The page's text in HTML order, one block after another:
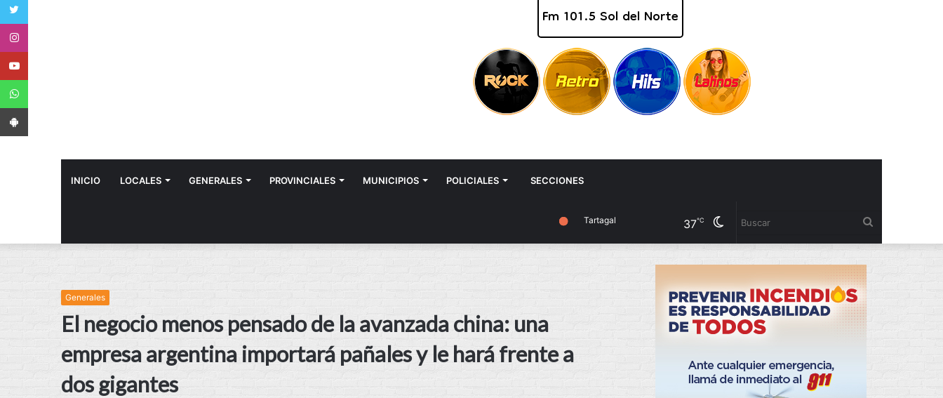
INICIO LOCALES GENERALES PROVINCIALES MUNICIPIOS POLICIALES SECCIONES
Cambiar
modo
Tartagal 37℃
Generales
El negocio menos pensado de la avanzada china: una
empresa argentina importará pañales y le hará frente a
dos gigantes